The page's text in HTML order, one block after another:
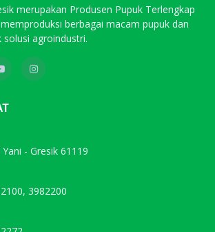
merupakan Produsen Pupuk Terlengkap
berbagai macam pupuk dan
agroindustri.
Yani - Gresik 61119
3982200